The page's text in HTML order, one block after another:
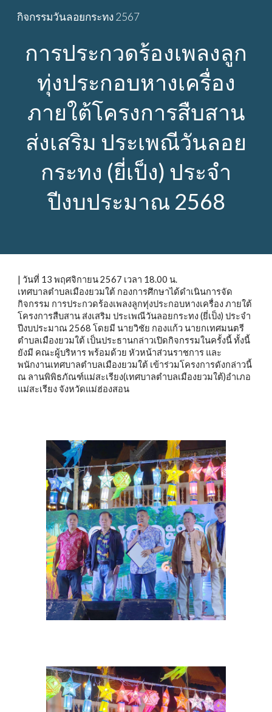
Skip to main content
กิจกรรมวันลอยกระทง 2567
การประกวดร้องเพลงลูก
ทุ่งประกอบหางเครื่อง
ภายใต้โครงการสืบสาน
ส่งเสริม ประเพณีวันลอย
กระทง (ยี่เป็ง) ประจำ
ปีงบประมาณ 2568
| วันที่ 13 พฤศจิกายน 2567 เวลา 18.00 น.
เทศบาลตำบลเมืองยวมใต้ กองการศึกษาได้ดำเนินการจัด
กิจกรรม การประกวดร้องเพลงลูกทุ่งประกอบหางเครื่อง ภายใต้
โครงการสืบสาน ส่งเสริม ประเพณีวันลอยกระทง (ยี่เป็ง) ประจำ
ปีงบประมาณ 2568 โดยมี นายวิชัย กองแก้ว นายกเทศมนตรี
ตำบลเมืองยวมใต้ เป็นประธานกล่าวเปิดกิจกรรมในครั้งนี้ ทั้งนี้
ยังมี คณะผู้บริหาร พร้อมด้วย หัวหน้าส่วนราชการ และ
พนักงานเทศบาลตำบลเมืองยวมใต้ เข้าร่วมโครงการดังกล่าวนี้
ณ ลานพิพิธภัณฑ์แม่สะเรียง(เทศบาลตำบลเมืองยวมใต้)อำเภอ
แม่สะเรียง จังหวัดแม่ฮ่องสอน